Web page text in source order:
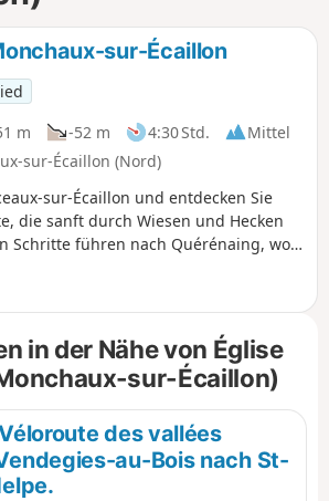
sur-Écaillon
m -52 m 4:30 Std.
Mittel
sur-Écaillon (Nord)
sur-Écaillon und entdecken Sie
die sanft durch Wiesen und Hecken
Schritte führen nach Quérénaing, wo
In Richtung Maing laden der
seine grünen Ufer zu einer
Die letzte Etappe nach Thaint
auf das Écaillon-Tal zwischen
Wäldchen. Nehmen Sie
um diesen Ausflug in die Region
Zügen genießen zu können.
in der Nähe von Église
sur-Écaillon)
des vallées
au-Bois nach St-